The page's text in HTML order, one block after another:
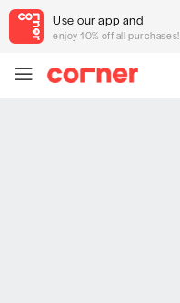
Use our app and
enjoy 10% off all purchases!